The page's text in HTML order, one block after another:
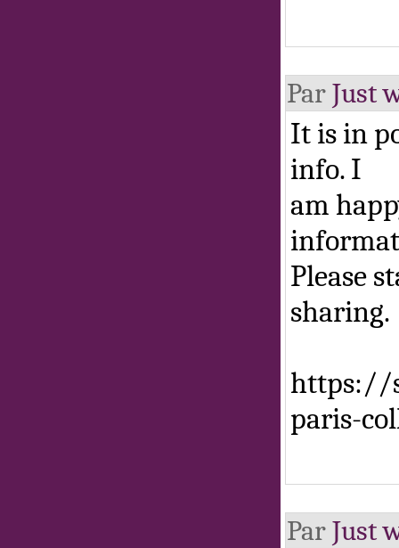
ParJust
It is in
info. I
am
Please
sharing.
https://
paris-
ParJust